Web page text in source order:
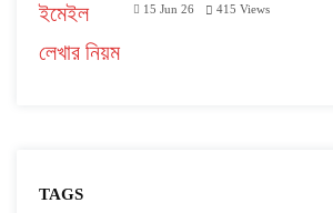
15 Jun 26 415 Views
TAGS